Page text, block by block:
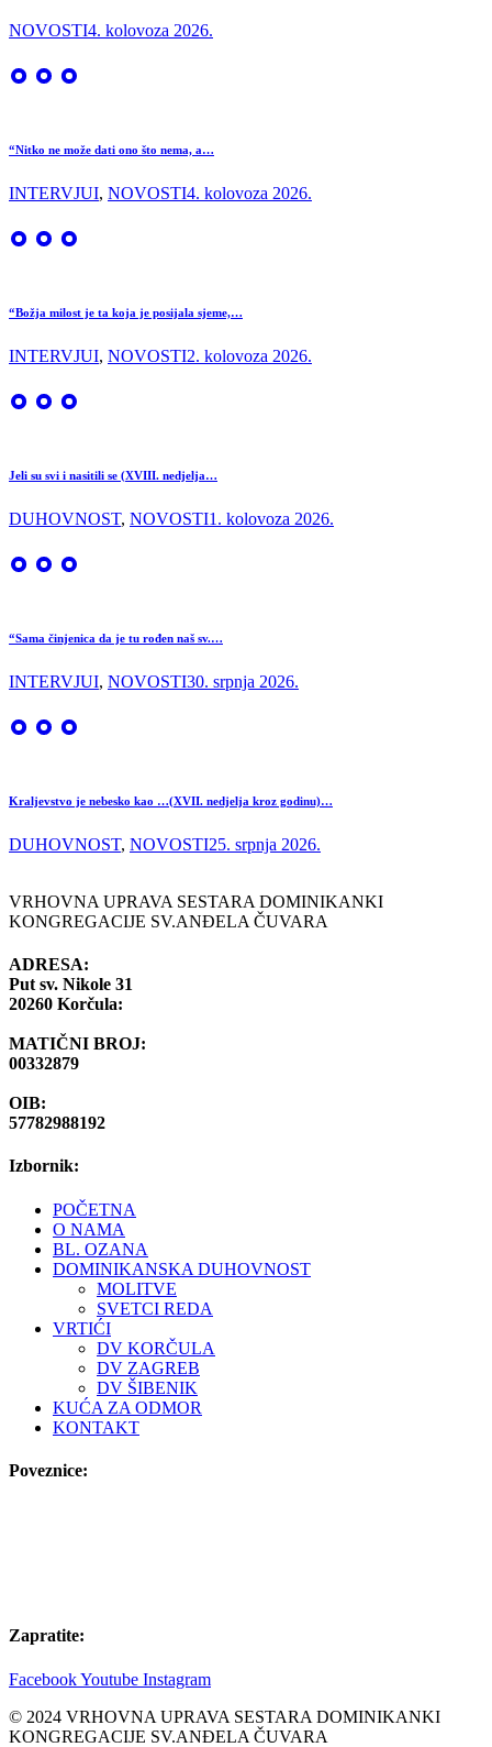
NOVOSTI4. kolovoza 2026.
“Nitko ne može dati ono što nema, a…
INTERVJUI, NOVOSTI4. kolovoza 2026.
“Božja milost je ta koja je posijala sjeme,…
INTERVJUI, NOVOSTI2. kolovoza 2026.
Jeli su svi i nasitili se (XVIII. nedjelja…
DUHOVNOST, NOVOSTI1. kolovoza 2026.
“Sama činjenica da je tu rođen naš sv.…
INTERVJUI, NOVOSTI30. srpnja 2026.
Kraljevstvo je nebesko kao …(XVII. nedjelja kroz godinu)…
DUHOVNOST, NOVOSTI25. srpnja 2026.
VRHOVNA UPRAVA SESTARA DOMINIKANKI
KONGREGACIJE SV.ANĐELA ČUVARA
ADRESA:
Put sv. Nikole 31
20260 Korčula:
MATIČNI BROJ:
00332879
OIB:
57782988192
Izbornik:
POČETNA
O NAMA
BL. OZANA
DOMINIKANSKA DUHOVNOST
MOLITVE
SVETCI REDA
VRTIĆI
DV KORČULA
DV ZAGREB
DV ŠIBENIK
KUĆA ZA ODMOR
KONTAKT
Poveznice:
Zapratite:
FacebookYoutube Instagram
© 2024 VRHOVNA UPRAVA SESTARA DOMINIKANKI
KONGREGACIJE SV.ANĐELA ČUVARA